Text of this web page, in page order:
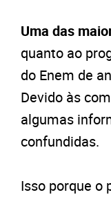
Uma das
quanto ao
do Enem de
Devido às
algumas
confundidas.
Isso porque o